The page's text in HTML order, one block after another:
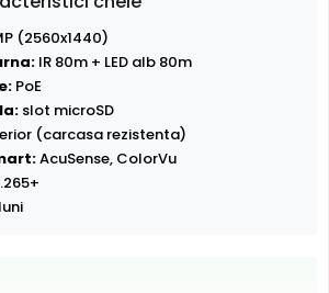
(2560x1440)
IR 80m + LED alb 80m
PoE
slot microSD
(carcasa rezistenta)
AcuSense, ColorVu